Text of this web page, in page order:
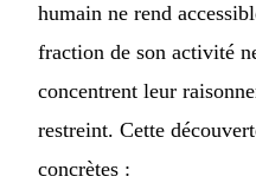
humain ne rend
fraction de son activité
concentrent leur
restreint. Cette
concrètes :